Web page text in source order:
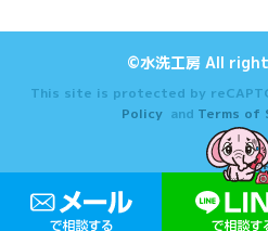
©水洗工房 All
This site is protected by
Policy and Terms of